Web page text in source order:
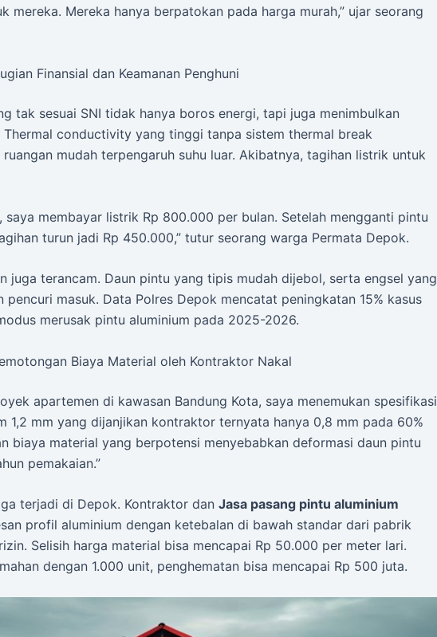
mereka. Mereka hanya berpatokan pada harga murah,” ujar seorang
Finansial dan Keamanan Penghuni
tak sesuai SNI tidak hanya boros energi, tapi juga menimbulkan
Thermal conductivity yang tinggi tanpa sistem thermal break
ruangan mudah terpengaruh suhu luar. Akibatnya, tagihan listrik untuk
saya membayar listrik Rp 800.000 per bulan. Setelah mengganti pintu
turun jadi Rp 450.000,” tutur seorang warga Permata Depok.
juga terancam. Daun pintu yang tipis mudah dijebol, serta engsel yang
pencuri masuk. Data Polres Depok mencatat peningkatan 15% kasus
merusak pintu aluminium pada 2025-2026.
Biaya Material oleh Kontraktor Nakal
apartemen di kawasan Bandung Kota, saya menemukan spesifikasi
1,2 mm yang dijanjikan kontraktor ternyata hanya 0,8 mm pada 60%
biaya material yang berpotensi menyebabkan deformasi daun pintu
pemakaian.”
terjadi di Depok. Kontraktor dan Jasa pasang pintu aluminium
profil aluminium dengan ketebalan di bawah standar dari pabrik
Selisih harga material bisa mencapai Rp 50.000 per meter lari.
dengan 1.000 unit, penghematan bisa mencapai Rp 500 juta.